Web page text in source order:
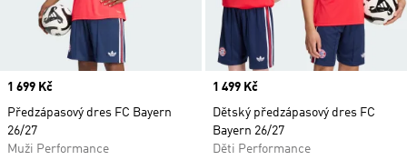
Price
1 699 Kč
Předzápasový dres FC Bayern
26/27
Muži Performance
Price
1 499 Kč
Dětský předzápasový dres FC
Bayern 26/27
Děti Performance